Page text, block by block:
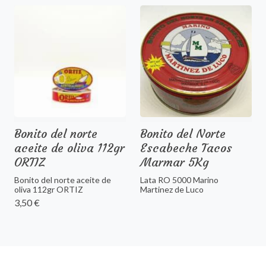
Bonito del norte
aceite de oliva 112gr
ORTIZ
Bonito del norte aceite de
oliva 112gr ORTIZ
3,50 €
Bonito del Norte
Escabeche Tacos
Marmar 5Kg
Lata RO 5000 Marino
Martinez de Luco